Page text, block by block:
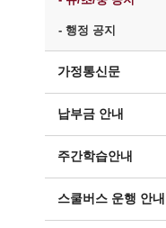
- 행정 공지
가정통신문
납부금 안내
주간학습안내
스쿨버스 운행 안내